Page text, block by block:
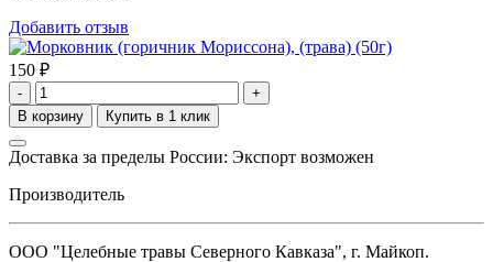
Добавить отзыв
150 ₽
- +
Доставка за пределы России: Экспорт возможен
Производитель
ООО "Целебные травы Северного Кавказа", г. Майкоп.